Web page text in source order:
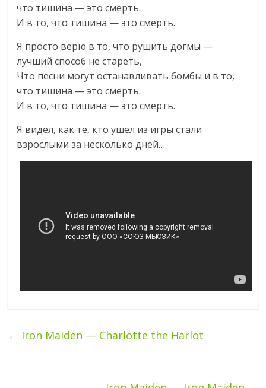
что тишина — это смерть.
И в то, что тишина — это смерть.
Я просто верю в то, что рушить догмы —
лучший способ не стареть,
Что песни могут останавливать бомбы и в то,
что тишина — это смерть.
И в то, что тишина — это смерть.
Я видел, как те, кто ушел из игры стали
взрослыми за несколько дней…
← Iron Maiden — Charlotte the Harlot